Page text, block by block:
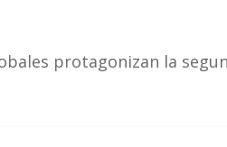
protagonizan la